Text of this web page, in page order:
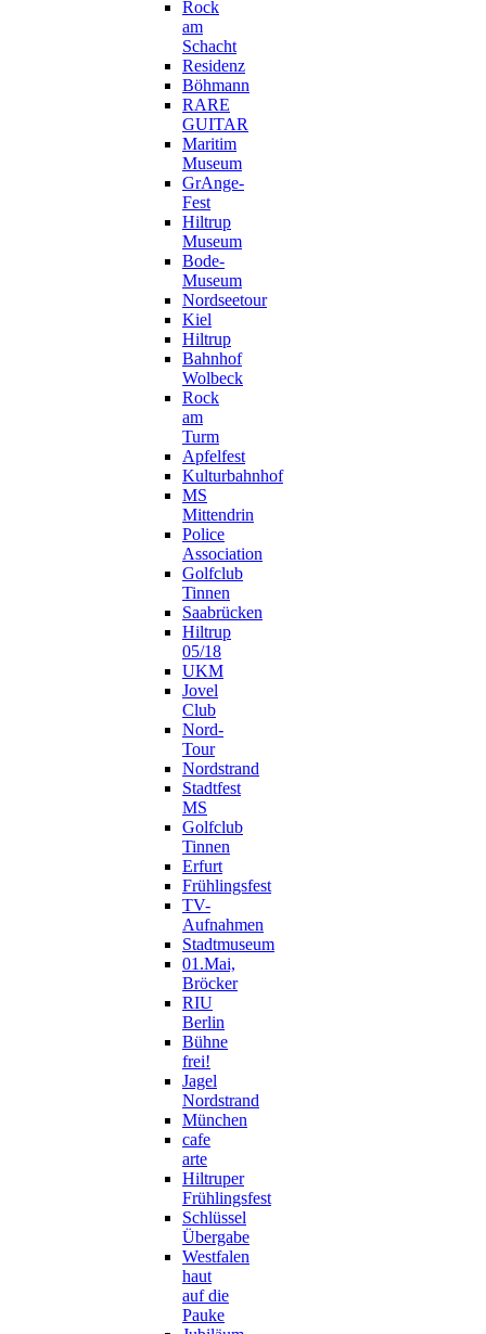
Rock
am
Schacht
Residenz
Böhmann
RARE
GUITAR
Maritim
Museum
GrAnge-
Fest
Hiltrup
Museum
Bode-
Museum
Nordseetour
Kiel
Hiltrup
Bahnhof
Wolbeck
Rock
am
Turm
Apfelfest
Kulturbahnhof
MS
Mittendrin
Police
Association
Golfclub
Tinnen
Saabrücken
Hiltrup
05/18
UKM
Jovel
Club
Nord-
Tour
Nordstrand
Stadtfest
MS
Golfclub
Tinnen
Erfurt
Frühlingsfest
TV-
Aufnahmen
Stadtmuseum
01.Mai,
Bröcker
RIU
Berlin
Bühne
frei!
Jagel
Nordstrand
München
cafe
arte
Hiltruper
Frühlingsfest
Schlüssel
Übergabe
Westfalen
haut
auf die
Pauke